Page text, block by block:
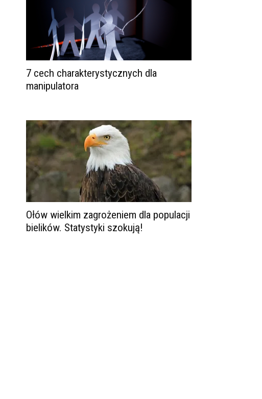
7 cech charakterystycznych dla
manipulatora
Ołów wielkim zagrożeniem dla populacji
bielików. Statystyki szokują!